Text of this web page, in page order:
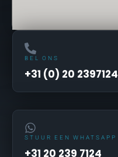
BEL ONS
+31 (0) 20 2397124
STUUR EEN WHATSAPP
+31 20 239 7124